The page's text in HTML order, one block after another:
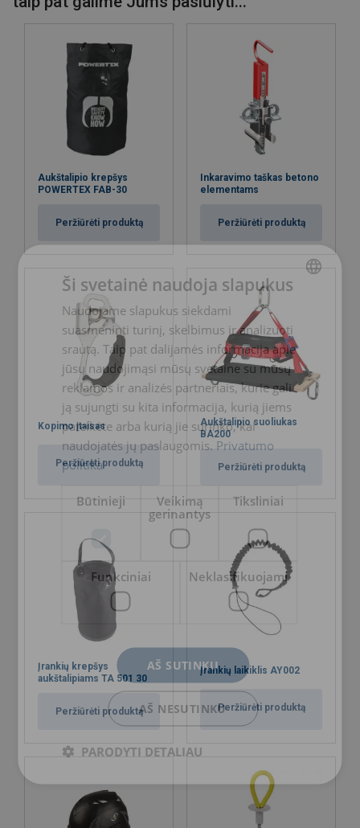
Žymėjimas:
Aukštalipio krepšys
POWERTEX FAB-30
Peržiūrėti produktą
Inkaravimo taškas betono
elementams
Peržiūrėti produktą
Kopimo įtaisas
Peržiūrėti produktą
Aukštalipio suoliukas
BA200
Peržiūrėti produktą
Įrankių krepšys
aukštalipiams TA 501 30
Peržiūrėti produktą
Įrankių laikiklis AY002
Peržiūrėti produktą
LITHUANIAN
ENGLISH TRANSLATION
Ši svetainė naudoja slapukus
Naudojame slapukus siekdami
suasmeninti turinį, skelbimus ir analizuoti
srautą. Taip pat dalijamės informacija apie
jūsų naudojimąsi mūsų svetaine su mūsų
reklamos ir analizės partneriais, kurie gali
ją sujungti su kita informacija, kurią jiems
pateikėte arba kurią jie surinko, kai
naudojatės jų paslaugomis. Privatumo
politika
Būtinieji
Veikimą
gerinantys
Tiksliniai
Funkciniai Neklasifikuojami
AŠ SUTINKU
AŠ NESUTINKU
PARODYTI DETALIAU